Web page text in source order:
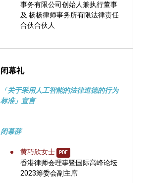
事务有限公司创始人兼执行董事
及 杨杨律师事务所有限法律责任
合伙合伙人
闭幕礼
「关于采用人工智能的法律道德的行为
标准」宣言
闭幕辞
黄巧欣女士 PDF
香港律师会理事暨国际高峰论坛
2023筹委会副主席